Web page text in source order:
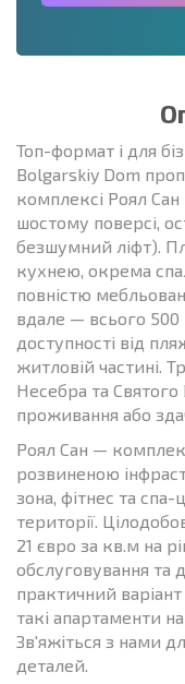
Топ-формат і для
Bolgarskiy Dom
комплексі Роял
шостому поверсі,
безшумний ліфт).
кухнею, окрема
повністю
вдале — всього 500
доступності від
житловій частині.
Несебра та Святого
проживання або
Роял Сан —
розвиненою
зона, фітнес та
території.
21 євро за кв.м на
обслуговування та
практичний
такі апартаменти
Зв'яжіться з нами
деталей.